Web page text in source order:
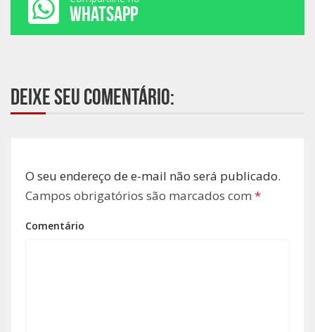
WHATSAPP
Deixe seu comentário:
O seu endereço de e-mail não será publicado.
Campos obrigatórios são marcados com *
Comentário